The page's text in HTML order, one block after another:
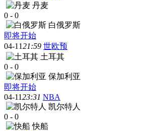
丹麦
0 - 0
白俄罗斯
即将开始
04-1121:59 世欧预
土耳其
0 - 0
保加利亚
即将开始
04-1123:31 NBA
凯尔特人
0 - 0
快船